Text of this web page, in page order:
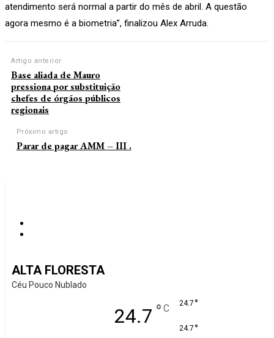
atendimento será normal a partir do mês de abril. A questão
agora mesmo é a biometria”, finalizou Alex Arruda.
Artigo anterior
Base aliada de Mauro
pressiona por substituição
chefes de órgãos públicos
regionais
Próximo artigo
Parar de pagar AMM – III .
ALTA FLORESTA
Céu Pouco Nublado
24.7 ° C 24.7 °
24.7 °